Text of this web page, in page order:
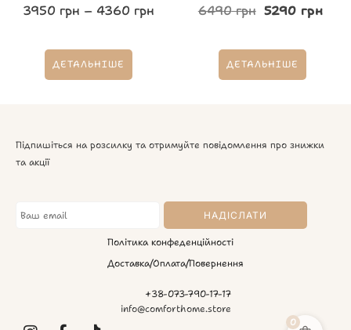
3950 грн – 4360 грн
ДЕТАЛЬНІШЕ
6490грн 5290грн
ДЕТАЛЬНІШЕ
Підпишіться на розсилку та отримуйте повідомлення про знижки
та акції
Політика конфеденційності
Доставка/Оплата/Повернення
+38-073-790-17-17
info@comforthome.store
0